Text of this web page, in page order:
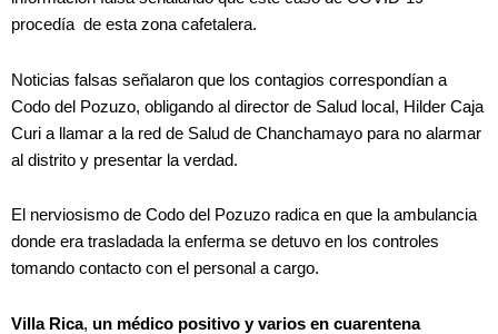
procedía de esta zona cafetalera.
Noticias falsas señalaron que los contagios correspondían a
Codo del Pozuzo, obligando al director de Salud local, Hilder Caja
Curi a llamar a la red de Salud de Chanchamayo para no alarmar
al distrito y presentar la verdad.
El nerviosismo de Codo del Pozuzo radica en que la ambulancia
donde era trasladada la enferma se detuvo en los controles
tomando contacto con el personal a cargo.
Villa Rica, un médico positivo y varios en cuarentena